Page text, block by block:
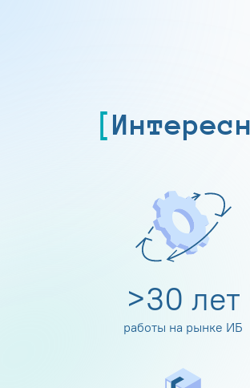
>30 лет
работы на рынке ИБ